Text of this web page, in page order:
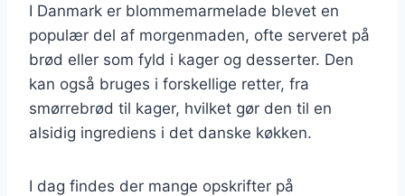
I Danmark er blommemarmelade blevet en
populær del af morgenmaden, ofte serveret på
brød eller som fyld i kager og desserter. Den
kan også bruges i forskellige retter, fra
smørrebrød til kager, hvilket gør den til en
alsidig ingrediens i det danske køkken.
I dag findes der mange opskrifter på